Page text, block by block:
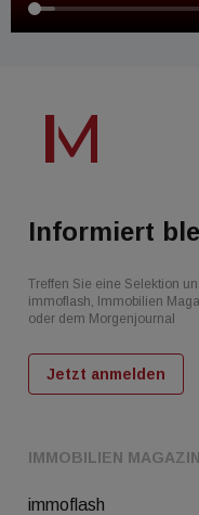
IMMOBILIEN MAGAZIN
immoflash
Informiert
Treffen Sie eine Selektion
immoflash, Immobilien
oder dem Morgenjournal
Jetzt anmelden